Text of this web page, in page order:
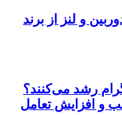
و لنز از برند
رشد می‌کنند؟
افزایش تعامل